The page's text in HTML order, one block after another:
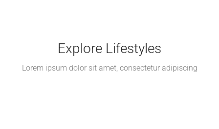
Explore Lifestyles
Lorem ipsum dolor sit amet, consectetur adipiscing